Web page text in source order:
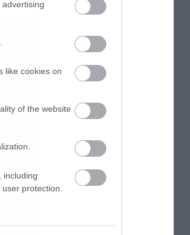
like cookies on
of the website
including
protection.